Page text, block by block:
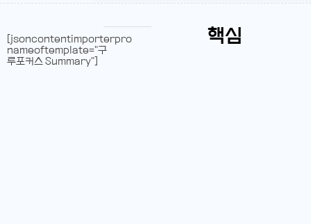
핵심
[jsoncontentimporterpro
nameoftemplate="구
루포커스 Summary"]